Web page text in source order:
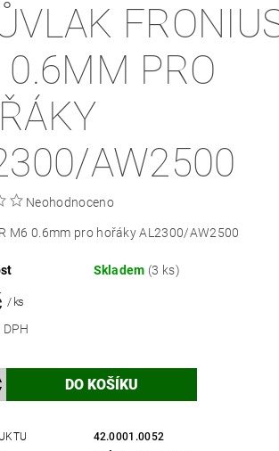
0.6MM PRO
AW2500
Neohodnoceno
M6 0.6mm pro hořáky AL2300/AW2500
Skladem (3 ks)
/ ks
DPH
42.0001.0052